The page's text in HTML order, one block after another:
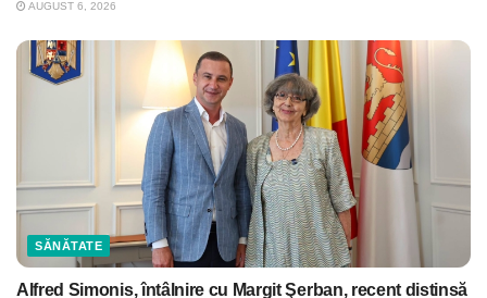
AUGUST 6, 2026
SĂNĂTATE
Alfred Simonis, întâlnire cu Margit Şerban, recent distinsă